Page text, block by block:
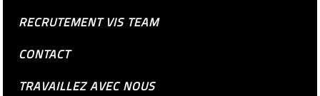
RECRUTEMENT VIS TEAM
CONTACT
TRAVAILLEZ AVEC NOUS